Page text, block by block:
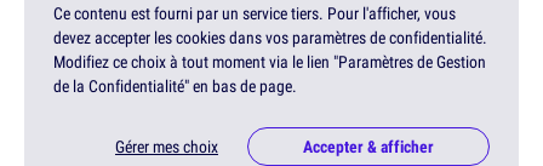
Ce contenu est fourni par un service tiers. Pour l'afficher, vous
devez accepter les cookies dans vos paramètres de confidentialité.
Modifiez ce choix à tout moment via le lien "Paramètres de Gestion
de la Confidentialité" en bas de page.
Gérer mes choix Accepter & afficher